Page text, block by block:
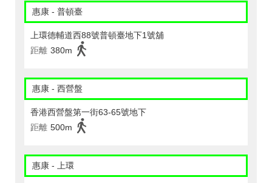
惠康 - 普頓臺
上環德輔道西88號普頓臺地下1號舖
距離 380m
惠康 - 西營盤
香港西營盤第一街63-65號地下
距離 500m
惠康 - 上環